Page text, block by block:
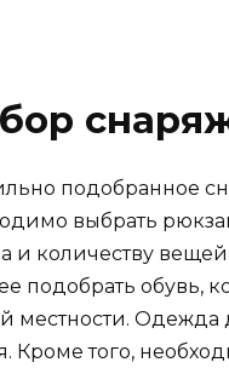
подобранное
выбрать
и количеству
подобрать обувь,
местности. Одежда
Кроме того,